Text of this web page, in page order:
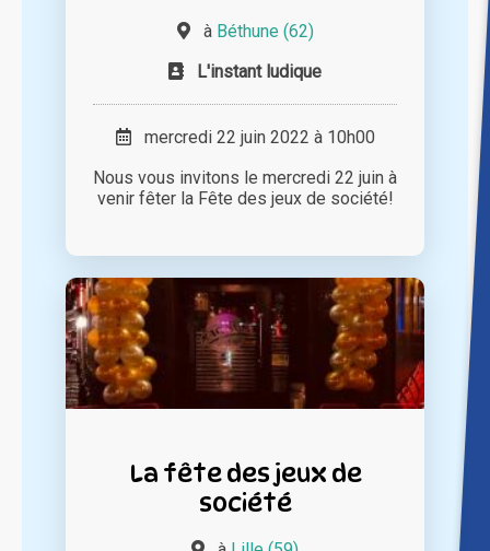
à Béthune (62)
L'instant ludique
mercredi 22 juin 2022 à 10h00
Nous vous invitons le mercredi 22 juin à
venir fêter la Fête des jeux de société!
La fête des jeux de
société